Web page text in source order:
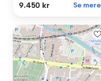
9.450 kr Se mere